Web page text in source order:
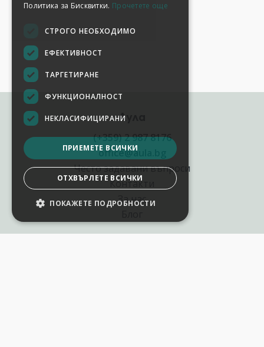
Аула
(+359) 2 987 8176
office@aula.bg
Често задавани въпроси
Контакти
За нас
Политика за Бисквитки. Прочетете още
СТРОГО НЕОБХОДИМО
ЕФЕКТИВНОСТ
ТАРГЕТИРАНЕ
ФУНКЦИОНАЛНОСТ
НЕКЛАСИФИЦИРАНИ
ПРИЕМЕТЕ ВСИЧКИ
ОТХВЪРЛЕТЕ ВСИЧКИ
ПОКАЖЕТЕ ПОДРОБНОСТИ